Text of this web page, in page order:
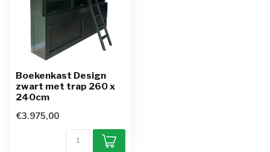
Boekenkast Design
zwart met trap 260 x
240cm
€3.975,00